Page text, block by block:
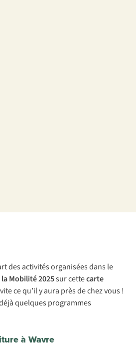
des activités organisées dans le
Mobilité 2025sur cettecarte
ce qu’il y aura près de chez vous !
quelques programmes
à Wavre